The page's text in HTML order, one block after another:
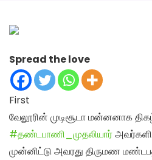
Spread the love
First
வேலூரின் முடிசூடா மன்னனாக
#தண்டபாணி_முதலியார்
முன்னிட்டு அவரது திருமண